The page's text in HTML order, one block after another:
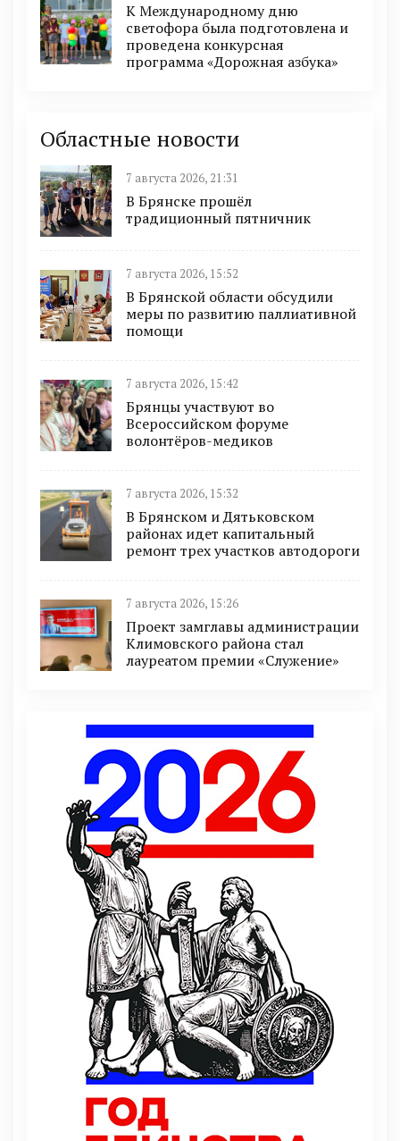
К Международному дню
светофора была подготовлена и
проведена конкурсная
программа «Дорожная азбука»
Областные новости
7 августа 2026, 21:31
В Брянске прошёл
традиционный пятничник
7 августа 2026, 15:52
В Брянской области обсудили
меры по развитию паллиативной
помощи
7 августа 2026, 15:42
Брянцы участвуют во
Всероссийском форуме
волонтёров-медиков
7 августа 2026, 15:32
В Брянском и Дятьковском
районах идет капитальный
ремонт трех участков автодороги
7 августа 2026, 15:26
Проект замглавы администрации
Климовского района стал
лауреатом премии «Служение»